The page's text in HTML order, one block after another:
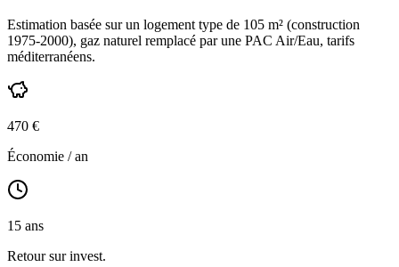
Estimation basée sur un logement type de 105 m² (construction
1975-2000), gaz naturel remplacé par une PAC Air/Eau, tarifs
méditerranéens.
470 €
Économie / an
15 ans
Retour sur invest.